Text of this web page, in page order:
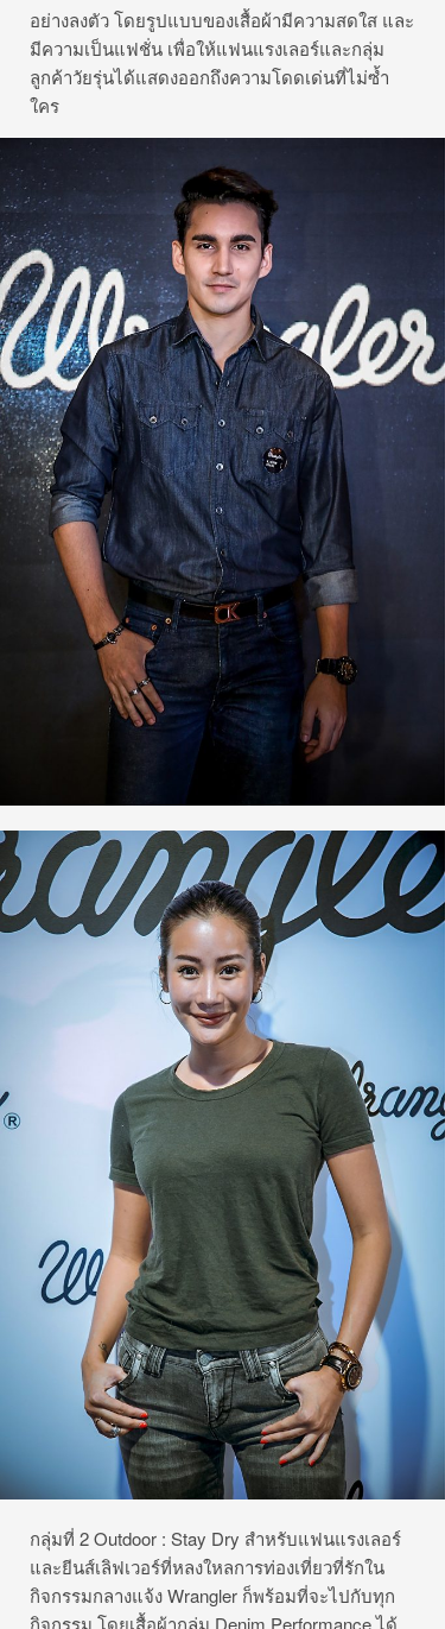
อย่างลงตัว โดยรูปแบบของเสื้อผ้ามีความสดใส และ
มีความเป็นแฟชั่น เพื่อให้แฟนแรงเลอร์และกลุ่ม
ลูกค้าวัยรุ่นได้แสดงออกถึงความโดดเด่นที่ไม่ซ้ำ
ใคร
กลุ่มที่ 2 Outdoor : Stay Dry สำหรับแฟนแรงเลอร์
และยีนส์เลิฟเวอร์ที่หลงใหลการท่องเที่ยวที่รักใน
กิจกรรมกลางแจ้ง Wrangler ก็พร้อมที่จะไปกับทุก
กิจกรรม โดยเสื้อผ้ากลุ่ม Denim Performance ได้